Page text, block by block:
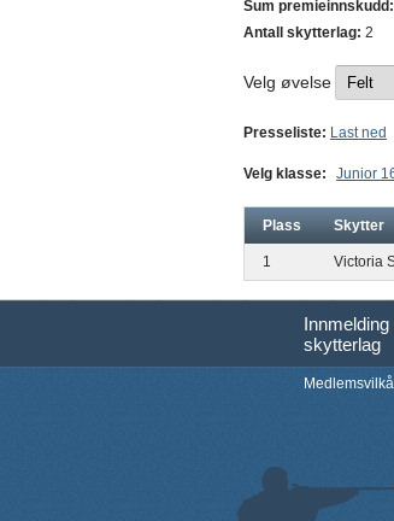
Sum premieinnskudd:
Antall skytterlag: 2
Velg øvelse
Presseliste: Last ned
Velg klasse: Junior
Plass Skytter
1 Victoria
skytterlag